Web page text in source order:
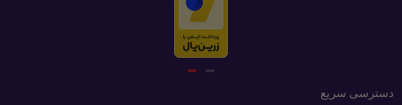
دسترسی سریع